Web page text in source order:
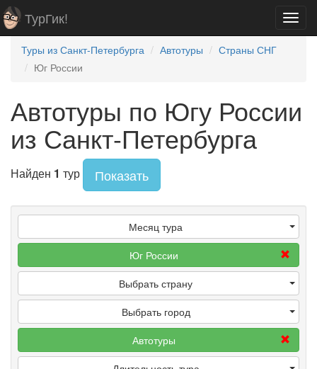
ТурГик!
Туры из Санкт-Петербурга Автотуры
Страны СНГ
Юг России
Автотуры по Югу России
из Санкт-Петербурга
Найден 1 тур Показать
Месяц тура
Юг России
Выбрать страну
Выбрать город
Автотуры